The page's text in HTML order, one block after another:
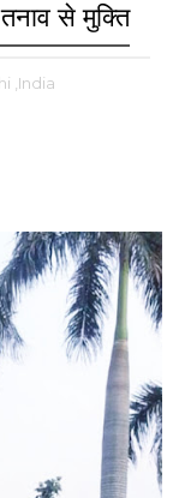
तनाव से मुक्ति
,India